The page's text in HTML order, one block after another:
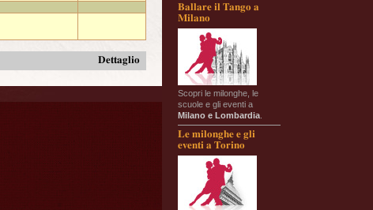
Ballare il Tango a
Milano
Scopri le milonghe, le
scuole e gli eventi a
Milano e Lombardia
Le milonghe e gli
eventi a Torino
Dettaglio